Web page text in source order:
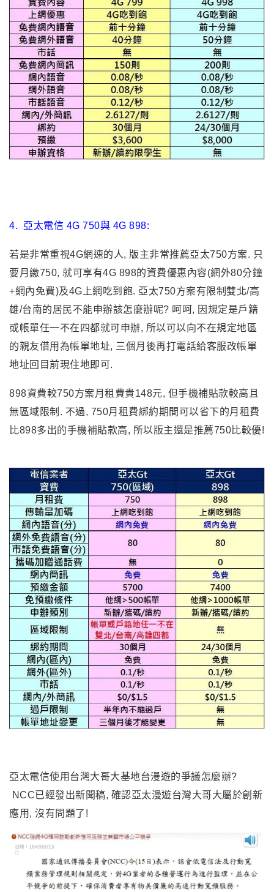
4. 亞太電信 4G 750與 4G 898:
若是非常重視4G網速的人, 版主非常推薦亞太750方案. 只
要月繳750, 就可享有4G 898的資費優惠內容(網外80分鐘
+網內免費)及4G上網吃到飽. 亞太750方案有限制雙北/高
雄/台南的居民不能申辦該怎麼辦呢? 呵呵, 因規定是戶籍
或帳單任一不在四都就可申辦, 所以可以向不在規定地區
的親友借用為帳單地址, 三個月後再打電話給客服改帳單
地址回目前現住地即可.
898資費較750方案月租費貴148元, 但手機補貼款較高且
無區域限制. 不過, 750月租費綁約期間可以省下的月租費
比898多出的手機補貼款高, 所以版主還是推薦750比較優!
亞太電信使用台灣大哥大基地台漫遊的爭議怎麼辦?
NCC已經發出新聞稿, 確認亞太漫遊台灣大哥大屬於創新
應用, 沒有問題了!